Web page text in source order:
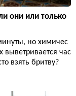
они или только
но химичес
выветривается час
взять бритву?